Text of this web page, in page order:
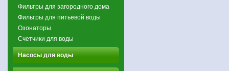
Фильтры для загородного дома
Фильтры для питьевой воды
Озонаторы
Счетчики для воды
Насосы для воды